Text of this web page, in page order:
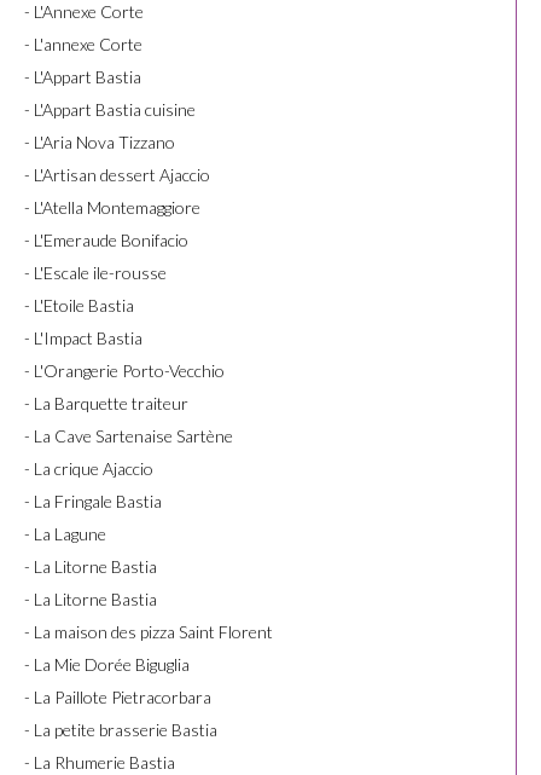
- L'Annexe Corte
- L'annexe Corte
- L'Appart Bastia
- L'Appart Bastia cuisine
- L'Aria Nova Tizzano
- L'Artisan dessert Ajaccio
- L'Atella Montemaggiore
- L'Emeraude Bonifacio
- L'Escale ile-rousse
- L'Etoile Bastia
- L'Impact Bastia
- L'Orangerie Porto-Vecchio
- La Barquette traiteur
- La Cave Sartenaise Sartène
- La crique Ajaccio
- La Fringale Bastia
- La Lagune
- La Litorne Bastia
- La Litorne Bastia
- La maison des pizza Saint Florent
- La Mie Dorée Biguglia
- La Paillote Pietracorbara
- La petite brasserie Bastia
- La Rhumerie Bastia